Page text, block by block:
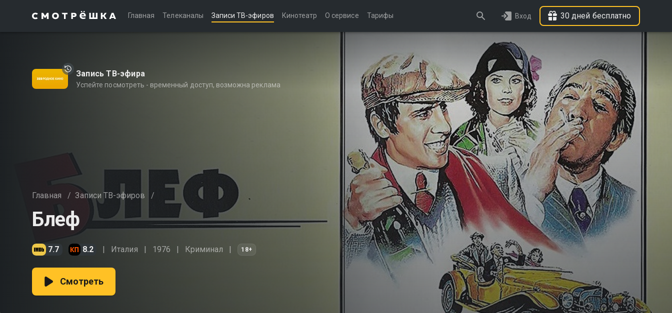
Главная Телеканалы Записи ТВ-эфиров Кинотеатр О сервисе Тарифы Вход 30 дней бесплатно
Запись ТВ-эфира
Успейте посмотреть - временный доступ, возможна реклама
Главная / Записи ТВ-эфиров /
Блеф
7.7 8.2 Италия 1976 Криминал 18+
Смотреть